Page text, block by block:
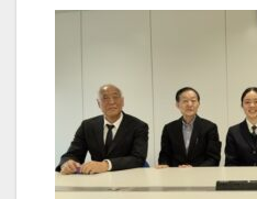
ルーム テーマ「日本語学習カウ
師 堀井惠子（ほりい けいこ）武
2026-04-30
イベント